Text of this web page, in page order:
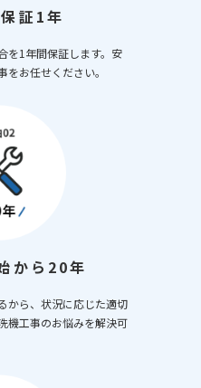
証1年
を1年間保証します。安
お任せください。
から20年
から、状況に応じた適切
機工事のお悩みを解決可